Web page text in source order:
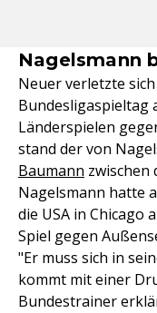
Nagelsmann
Neuer verletzte
Bundesligaspieltag
Länderspielen
stand der von
Baumann zwischen
Nagelsmann hatte
die USA in Chicago
Spiel gegen
"Er muss sich in
kommt mit einer
Bundestrainer